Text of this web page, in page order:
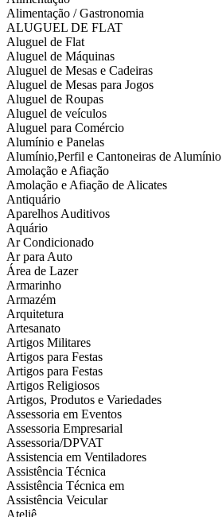
Alimentação / Gastronomia
ALUGUEL DE FLAT
Aluguel de Flat
Aluguel de Máquinas
Aluguel de Mesas e Cadeiras
Aluguel de Mesas para Jogos
Aluguel de Roupas
Aluguel de veículos
Aluguel para Comércio
Alumínio e Panelas
Alumínio,Perfil e Cantoneiras de Alumínio
Amolação e Afiação
Amolação e Afiação de Alicates
Antiquário
Aparelhos Auditivos
Aquário
Ar Condicionado
Ar para Auto
Área de Lazer
Armarinho
Armazém
Arquitetura
Artesanato
Artigos Militares
Artigos para Festas
Artigos para Festas
Artigos Religiosos
Artigos, Produtos e Variedades
Assessoria em Eventos
Assessoria Empresarial
Assessoria/DPVAT
Assistencia em Ventiladores
Assistência Técnica
Assistência Técnica em
Assistência Veicular